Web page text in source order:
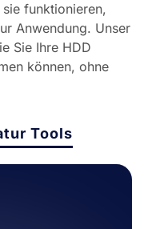
funktionieren,
Anwendung. Unser
Sie Ihre HDD
können, ohne
Tools